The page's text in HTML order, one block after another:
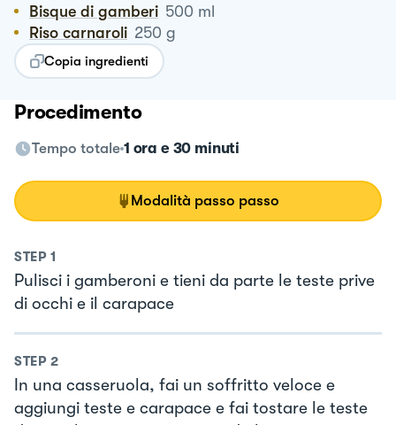
Bisque di gamberi 500 ml
Riso carnaroli 250 g
Copia ingredienti
Procedimento
Tempo totale 1 ora e 30 minuti
Modalità passo passo
STEP 1
Pulisci i gamberoni e tieni da parte le teste prive
di occhi e il carapace
STEP 2
In una casseruola, fai un soffritto veloce e
aggiungi teste e carapace e fai tostare le teste